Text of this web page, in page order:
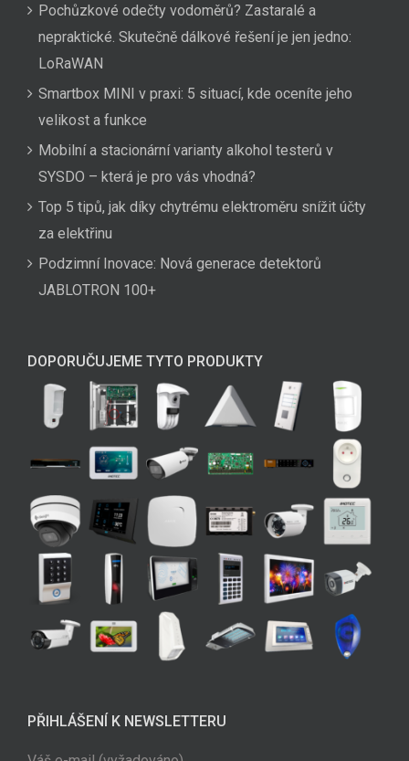
Pochůzkové odečty vodoměrů? Zastaralé a
nepraktické. Skutečně dálkové řešení je jen jedno:
LoRaWAN
Smartbox MINI v praxi: 5 situací, kde oceníte jeho
velikost a funkce
Mobilní a stacionární varianty alkohol testerů v
SYSDO – která je pro vás vhodná?
Top 5 tipů, jak díky chytrému elektroměru snížit účty
za elektřinu
Podzimní Inovace: Nová generace detektorů
JABLOTRON 100+
DOPORUČUJEME TYTO PRODUKTY
PŘIHLÁŠENÍ K NEWSLETTERU